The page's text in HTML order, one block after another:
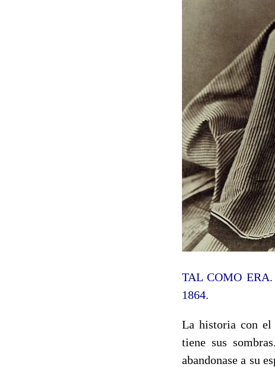
TAL COMO
1864.
La historia con el
tiene sus
abandonase a su